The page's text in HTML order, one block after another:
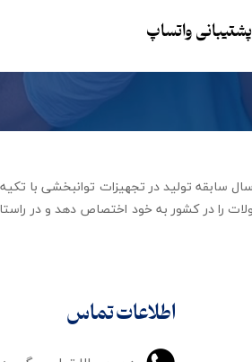
پشتیبانی واتساپ
اطلاعات تماس
شرکت تجهیزات توانبخشی رهاورد مهر ایرانیان با بیش از 20 سال سابقه
را در کشور به خود اختصاص دهد و در